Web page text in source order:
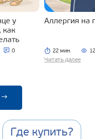
у
как
0
Аллергия на
22 мин.
Читать далее
→
Где купить?